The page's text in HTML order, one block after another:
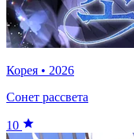
Корея • 2026
Сонет рассвета
10